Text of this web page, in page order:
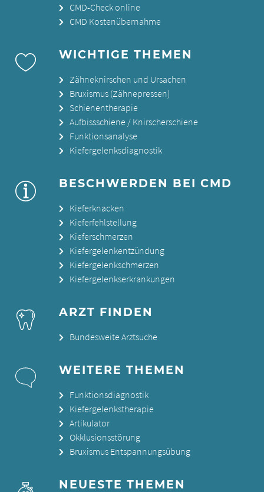
CMD-Check online
CMD Kostenübernahme
WICHTIGE THEMEN
Zähneknirschen und Ursachen
Bruxismus (Zähnepressen)
Schienentherapie
Aufbissschiene / Knirscherschiene
Funktionsanalyse
Kiefergelenksdiagnostik
BESCHWERDEN BEI CMD
Kieferknacken
Kieferfehlstellung
Kieferschmerzen
Kiefergelenkentzündung
Kiefergelenkschmerzen
Kiefergelenkserkrankungen
ARZT FINDEN
Bundesweite Arztsuche
WEITERE THEMEN
Funktionsdiagnostik
Kiefergelenkstherapie
Artikulator
Okklusionsstörung
Bruxismus Entspannungsübung
NEUESTE THEMEN